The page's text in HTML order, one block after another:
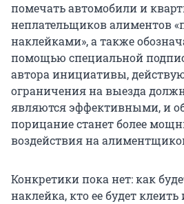
помечать автомобили и
неплательщиков алиментов
наклейками», а также
помощью специальной
автора инициативы,
ограничения на выезда
являются эффективными, и
порицание станет более
воздействия на
Конкретики пока нет: как
наклейка, кто ее будет клеить